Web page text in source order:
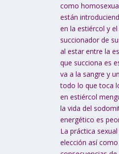
como
están
en la estiércol y
succionador de
al estar entre la
que succiona es
va a la sangre y
todo lo que toca
en estiércol
la vida del
energético es
La práctica
elección así como